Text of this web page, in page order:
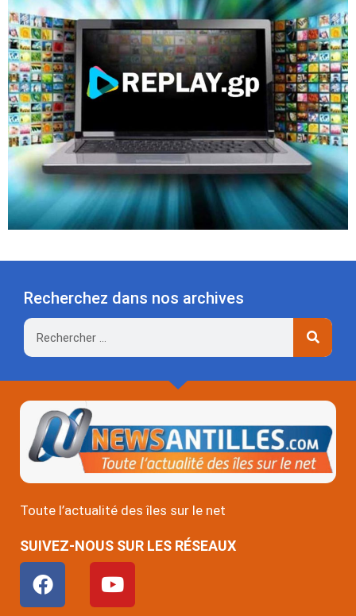
Recherchez dans nos archives
Rechercher
Toute l’actualité des îles sur le net
SUIVEZ-NOUS SUR LES RÉSEAUX
F
a
Y
o